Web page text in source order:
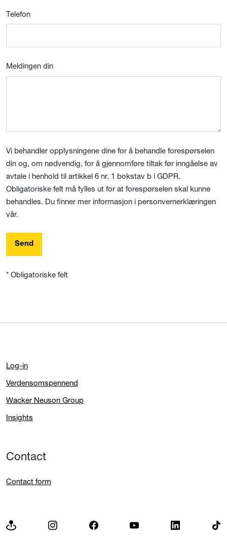
Telefon
Meldingen din
Vi behandler opplysningene dine for å behandle forespørselen
din og, om nødvendig, for å gjennomføre tiltak før inngåelse av
avtale i henhold til artikkel 6 nr. 1 bokstav b i GDPR.
Obligatoriske felt må fylles ut for at forespørselen skal kunne
behandles. Du finner mer informasjon i personvernerklæringen
vår.
Send
* Obligatoriske felt
Log-in
Verdensomspennend
Wacker Neuson Group
Insights
Contact
Contact form